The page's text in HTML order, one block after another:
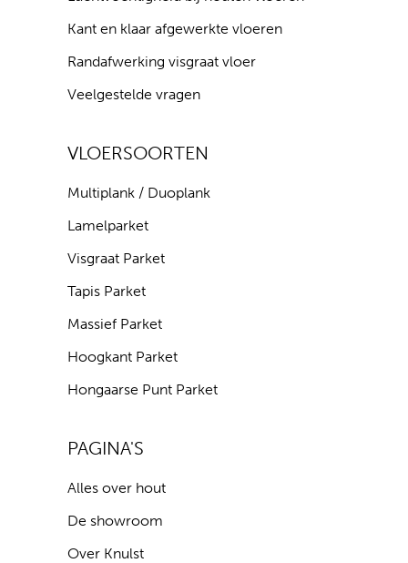
Kant en klaar afgewerkte vloeren
Randafwerking visgraat vloer
Veelgestelde vragen
VLOERSOORTEN
Multiplank / Duoplank
Lamelparket
Visgraat Parket
Tapis Parket
Massief Parket
Hoogkant Parket
Hongaarse Punt Parket
PAGINA'S
Alles over hout
De showroom
Over Knulst